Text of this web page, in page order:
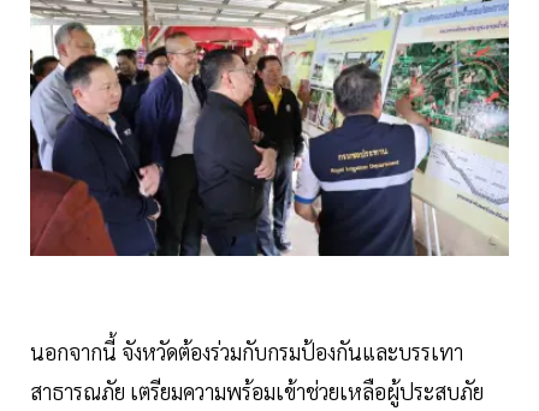
นอกจากนี้ จังหวัดต้องร่วมกับกรมป้องกันและบรรเทา
สาธารณภัย เตรียมความพร้อมเข้าช่วยเหลือผู้ประสบภัย